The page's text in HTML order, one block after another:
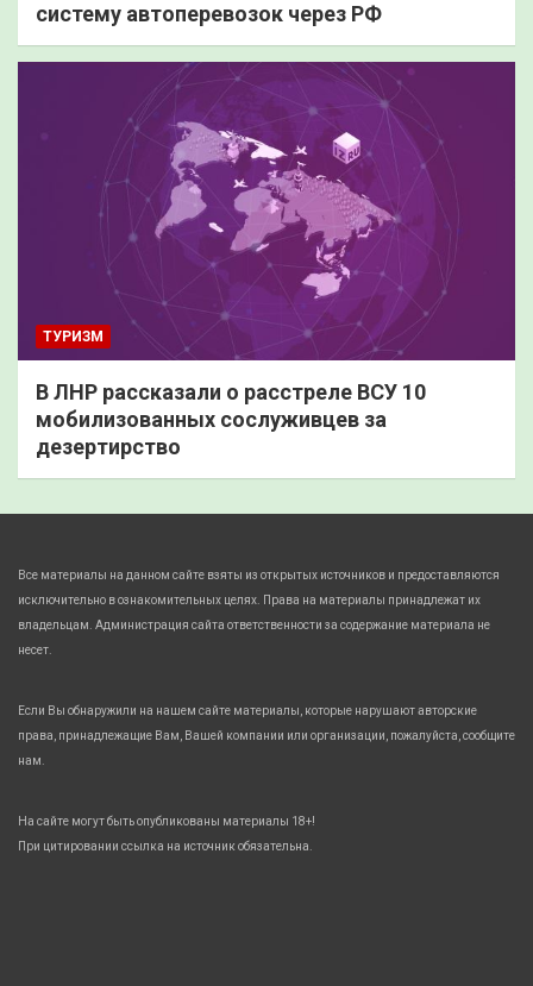
систему автоперевозок через РФ
ТУРИЗМ
В ЛНР рассказали о расстреле ВСУ 10
мобилизованных сослуживцев за
дезертирство
Все материалы на данном сайте взяты из открытых источников и предоставляются
исключительно в ознакомительных целях. Права на материалы принадлежат их
владельцам. Администрация сайта ответственности за содержание материала не
несет.
Если Вы обнаружили на нашем сайте материалы, которые нарушают авторские
права, принадлежащие Вам, Вашей компании или организации, пожалуйста, сообщите
нам.
На сайте могут быть опубликованы материалы 18+!
При цитировании ссылка на источник обязательна.